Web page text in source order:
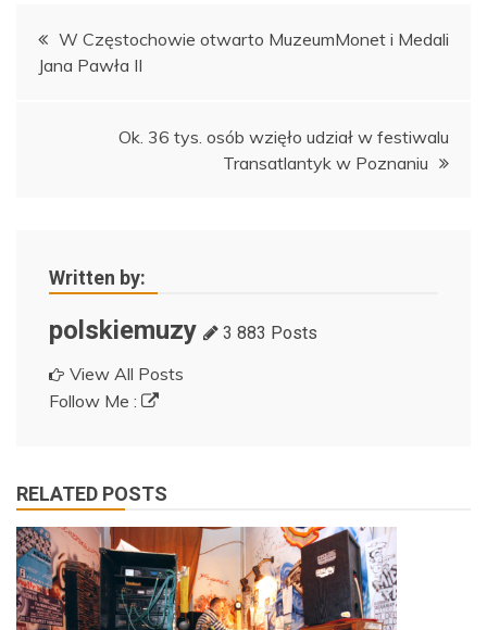
Nawigacja
wpisu
W Częstochowie otwarto MuzeumMonet i Medali
Jana Pawła II
Ok. 36 tys. osób wzięło udział w festiwalu
Transatlantyk w Poznaniu
Written by:
polskiemuzy 3 883 Posts
View All Posts
Follow Me :
RELATED POSTS